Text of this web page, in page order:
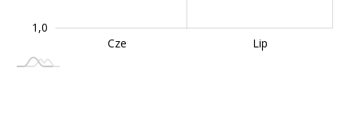
1,0
Cze Lip